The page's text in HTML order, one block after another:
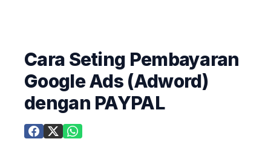
Cara Seting Pembayaran
Google Ads (Adword)
dengan PAYPAL